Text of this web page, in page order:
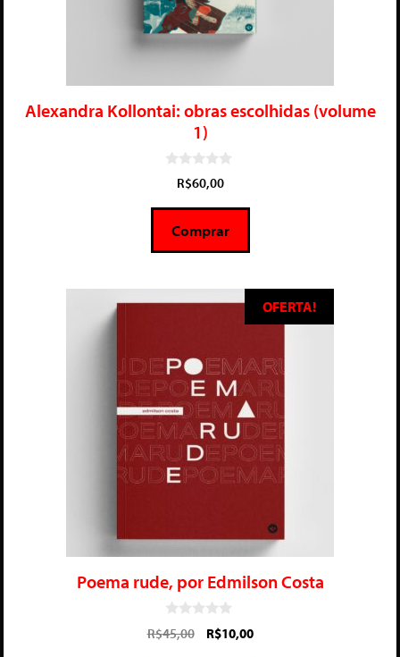
Alexandra Kollontai: obras escolhidas (volume
1)
5
R$60,00
Comprar
OFERTA!
Poema rude, por Edmilson Costa
0
d
R$45,00 R$10,00